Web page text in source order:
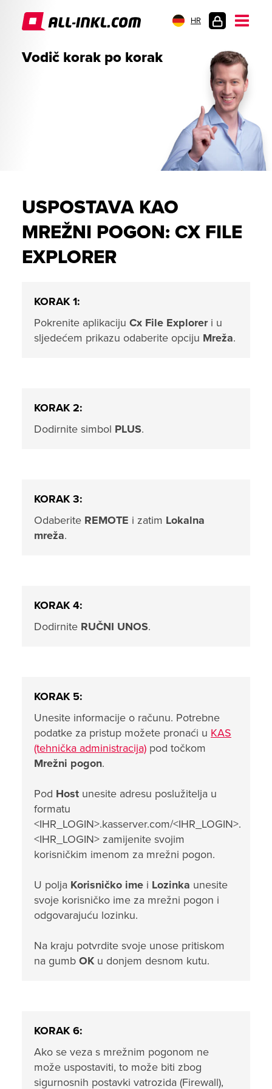
HR
Vodič korak po korak
USPOSTAVA KAO
MREŽNI POGON: CX FILE
EXPLORER
KORAK 1:
Pokrenite aplikaciju Cx File Exploreri u
sljedećem prikazu odaberite opciju Mreža.
KORAK 2:
Dodirnite simbol PLUS.
KORAK 3:
Odaberite REMOTE i zatim Lokalna
mreža.
KORAK 4:
Dodirnite RUČNI UNOS.
KORAK 5:
Unesite informacije o računu. Potrebne
podatke za pristup možete pronaći u KAS
(tehnička administracija) pod točkom
Mrežni pogon.
Pod Host unesite adresu poslužitelja u
formatu
<IHR_LOGIN>.kasserver.com/<IHR_LOGIN>.
<IHR_LOGIN> zamijenite svojim
korisničkim imenom za mrežni pogon.
U polja Korisničko ime i Lozinka unesite
svoje korisničko ime za mrežni pogon i
odgovarajuću lozinku.
Na kraju potvrdite svoje unose pritiskom
na gumb OKu donjem desnom kutu.
KORAK 6:
Ako se veza s mrežnim pogonom ne
može uspostaviti, to može biti zbog
sigurnosnih postavki vatrozida (Firewall),